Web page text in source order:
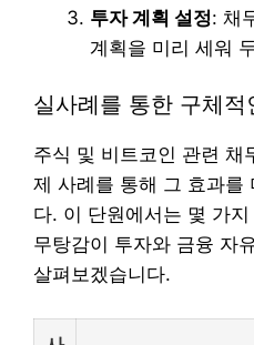
투자 계획 설정: 채
계획을 미리 세워
실사례를 통한 구체적
주식 및 비트코인 관련 채
제 사례를 통해 그 효과를
다. 이 단원에서는 몇 가
무탕감이 투자와 금융 자
살펴보겠습니다.